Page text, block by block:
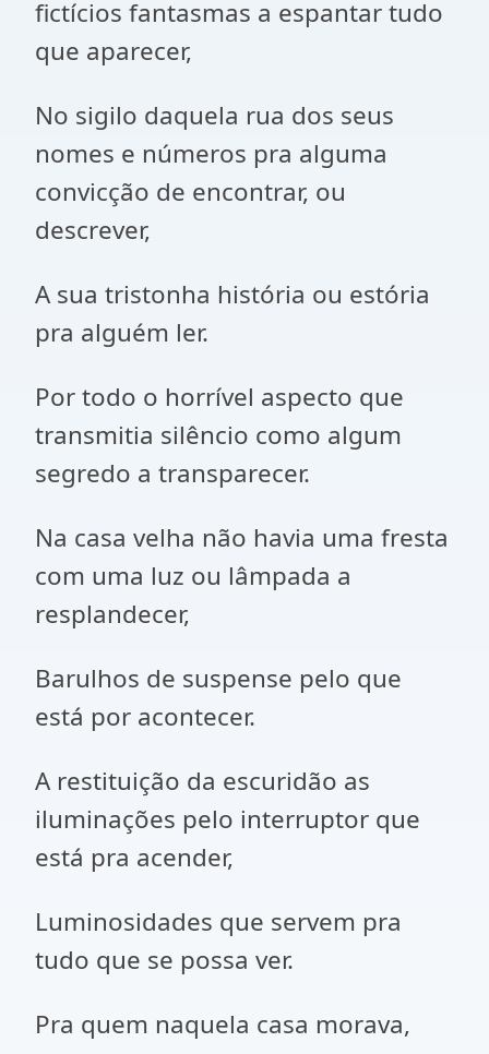
fictícios fantasmas a espantar tudo
que aparecer,
No sigilo daquela rua dos seus
nomes e números pra alguma
convicção de encontrar, ou
descrever,
A sua tristonha história ou estória
pra alguém ler.
Por todo o horrível aspecto que
transmitia silêncio como algum
segredo a transparecer.
Na casa velha não havia uma fresta
com uma luz ou lâmpada a
resplandecer,
Barulhos de suspense pelo que
está por acontecer.
A restituição da escuridão as
iluminações pelo interruptor que
está pra acender,
Luminosidades que servem pra
tudo que se possa ver.
Pra quem naquela casa morava,